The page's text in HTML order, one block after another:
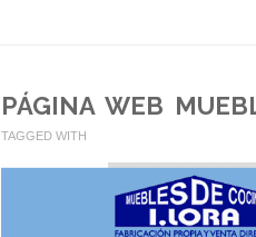
PÁGINA WEB
TAGGED WITH